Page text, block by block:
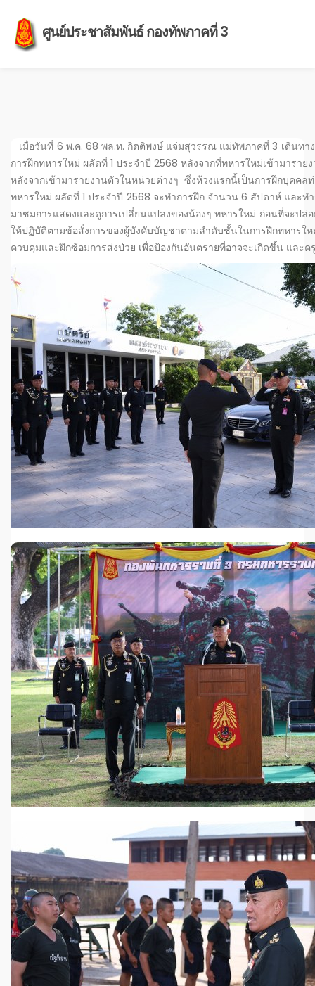
ศูนย์ประชาสัมพันธ์ กองทัพภาคที่ 3
เมื่อวันที่ 6 พ.ค. 68 พล.ท. กิตติพงษ์​ แจ่มสุวรรณ แม่ทัพภาคที่ 3 เดินท
การฝึกทหารใหม่ ผลัดที่ 1 ประจำปี 2568 หลังจากที่ทหารใหม่เข้ามารา
หลังจากเข้ามารายงานตัวในหน่วยต่างๆ ซึ่งห้วงแรกนี้เป็นการฝึกบุค
ทหารใหม่ ผลัดที่ 1 ประจำปี 2568 จะทำการฝึก จำนวน 6 สัปดาห์ และ
มาชมการแสดงและดูการเปลี่ยนแปลงของน้องๆ ทหารใหม่ ก่อนที่จะป
ให้ปฏิบัติตามข้อสั่งการของผู้บังคับบัญชาตามลำดับชั้นในการฝึกทหารใ
ควบคุมและฝึกซ้อมการส่งป่วย เพื่อป้องกันอันตรายที่อาจจะเกิดขึ้น แล